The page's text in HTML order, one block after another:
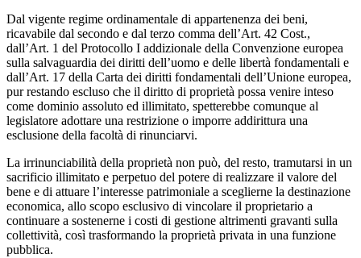
Dal vigente regime ordinamentale di appartenenza dei beni,
ricavabile dal secondo e dal terzo comma dell’Art. 42 Cost.,
dall’Art. 1 del Protocollo I addizionale della Convenzione europea
sulla salvaguardia dei diritti dell’uomo e delle libertà fondamentali e
dall’Art. 17 della Carta dei diritti fondamentali dell’Unione europea,
pur restando escluso che il diritto di proprietà possa venire inteso
come dominio assoluto ed illimitato, spetterebbe comunque al
legislatore adottare una restrizione o imporre addirittura una
esclusione della facoltà di rinunciarvi.
La irrinunciabilità della proprietà non può, del resto, tramutarsi in un
sacrificio illimitato e perpetuo del potere di realizzare il valore del
bene e di attuare l’interesse patrimoniale a sceglierne la destinazione
economica, allo scopo esclusivo di vincolare il proprietario a
continuare a sostenerne i costi di gestione altrimenti gravanti sulla
collettività, così trasformando la proprietà privata in una funzione
pubblica.